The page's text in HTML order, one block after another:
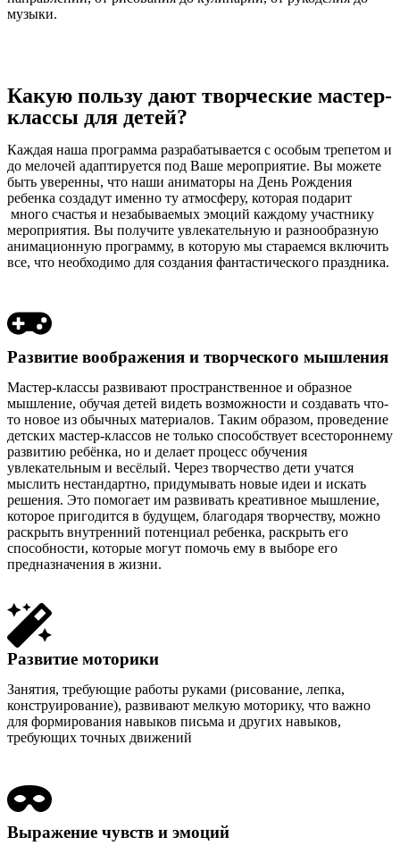
музыки.
Какую пользу дают творческие мастер-
классы для детей?
Каждая наша программа разрабатывается с особым трепетом и
до мелочей адаптируется под Ваше мероприятие. Вы можете
быть уверенны, что наши аниматоры на День Рождения
ребенка создадут именно ту атмосферу, которая подарит
много счастья и незабываемых эмоций каждому участнику
мероприятия. Вы получите увлекательную и разнообразную
анимационную программу, в которую мы стараемся включить
все, что необходимо для создания фантастического праздника.
Развитие воображения и творческого мышления
Мастер-классы развивают пространственное и образное
мышление, обучая детей видеть возможности и создавать что-
то новое из обычных материалов. Таким образом, проведение
детских мастер-классов не только способствует всестороннему
развитию ребёнка, но и делает процесс обучения
увлекательным и весёлый. Через творчество дети учатся
мыслить нестандартно, придумывать новые идеи и искать
решения. Это помогает им развивать креативное мышление,
которое пригодится в будущем, благодаря творчеству, можно
раскрыть внутренний потенциал ребенка, раскрыть его
способности, которые могут помочь ему в выборе его
предназначения в жизни.
Развитие моторики
Занятия, требующие работы руками (рисование, лепка,
конструирование), развивают мелкую моторику, что важно
для формирования навыков письма и других навыков,
требующих точных движений
Выражение чувств и эмоций